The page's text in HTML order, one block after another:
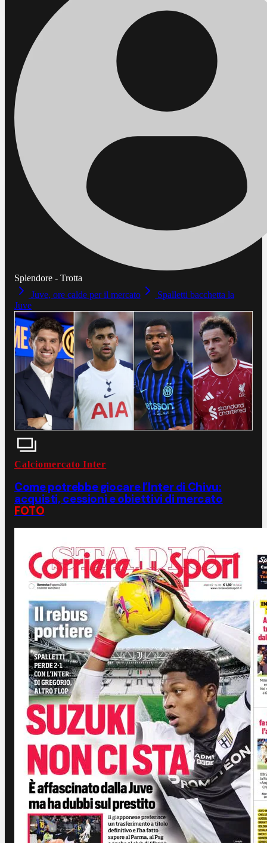
Splendore - Trotta
Juve, ore calde per il mercato
Spalletti bacchetta la
Juve
Calciomercato Inter
Come potrebbe giocare l’Inter di Chivu:
acquisti, cessioni e obiettivi di mercato
FOTO